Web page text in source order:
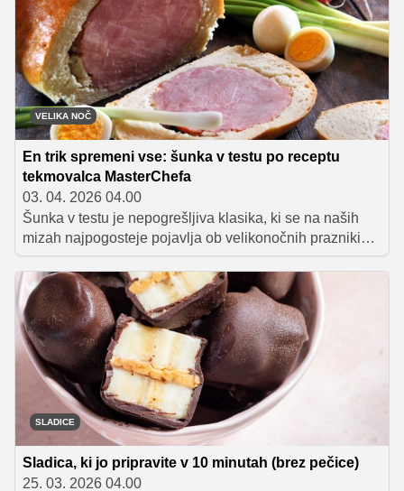
pečene priloge, ki vas bodo zagotovo navdušile.
VELIKA NOČ
En trik spremeni vse: šunka v testu po receptu
tekmovalca MasterChefa
03. 04. 2026 04.00
Šunka v testu je nepogrešljiva klasika, ki se na naših
mizah najpogosteje pojavlja ob velikonočnih praznikih,
a jo z veseljem pripravimo tudi ob drugih posebnih
priložnostih. Čeprav gre za tradicionalno jed, jo lahko z
nekaj pravimi pristopi dvignemo na povsem novo raven.
Prav to dokazuje tudi Dan Prohart, ki s svojimi
preizkušenimi triki razkriva, kako lahko jed pripravimo
tako, da bo vsakič uspela.
SLADICE
Sladica, ki jo pripravite v 10 minutah (brez pečice)
25. 03. 2026 04.00